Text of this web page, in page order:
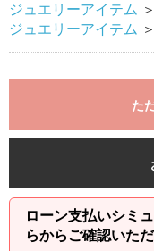
ジュエリーアイテム ＞
ジュエリーアイテム ＞
た
ローン支払いシミ
らからご確認いただ